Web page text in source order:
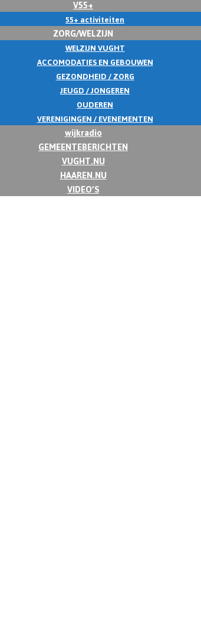
V55+
55+ activiteiten
ZORG/WELZIJN
WELZIJN VUGHT
ACCOMODATIES EN GEBOUWEN
GEZONDHEID / ZORG
JEUGD / JONGEREN
OUDEREN
VERENIGINGEN / EVENEMENTEN
wijkradio
GEMEENTEBERICHTEN
VUGHT.NU
HAAREN.NU
VIDEO’S